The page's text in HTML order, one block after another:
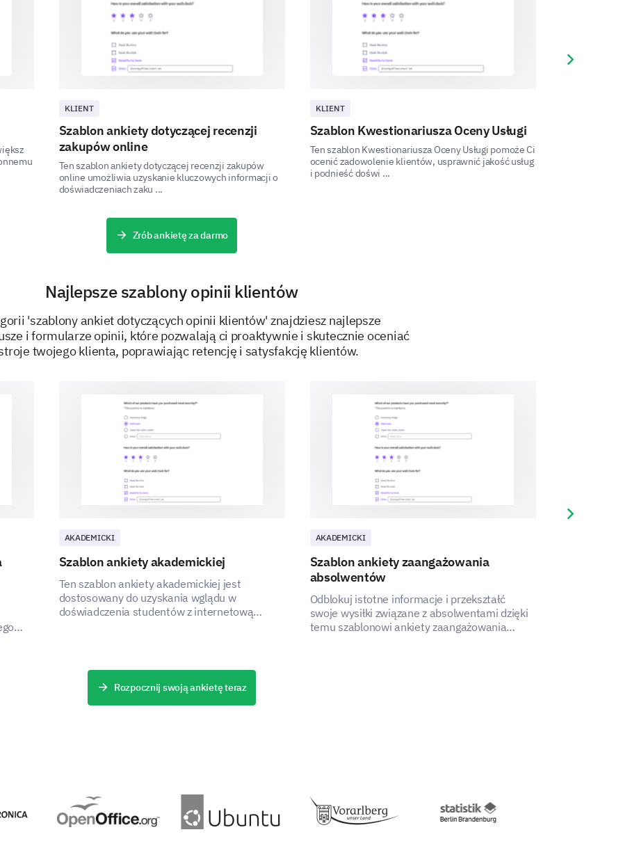
Excellent
Good
Average
Very Poor
Please enter your comment here:
Your forward-looking insights will aid us in ensuring long-term collaborations.
Definitely Maybe Not sure
Definitely Not
engagements with us?
ZASILANE PRZEZ
KLIENT
Szablon ankiety dotyczącej recenzji
zakupów online
Ten szablon ankiety dotyczącej recenzji zakupów
online umożliwia uzyskanie kluczowych informacji o
doświadczeniach zaku ...
KLIENT
Szablon Kwestionariusza Oceny Usługi
Ten szablon Kwestionariusza Oceny Usługi pomoże Ci
ocenić zadowolenie klientów, usprawnić jakość usług
i podnieść doświ ...
Next slide
Zrób ankietę za darmo
Najlepsze szablony opinii klientów
'szablony ankiet dotyczących opinii klientów' znajdziesz najlepsze
i formularze opinii, które pozwalają ci proaktywnie i skutecznie oceniać
twojego klienta, poprawiając retencję i satysfakcję klientów.
AKADEMICKI
Szablon ankiety akademickiej
Ten szablon ankiety akademickiej jest
dostosowany do uzyskania wglądu w
doświadczenia studentów z internetową
platformy.
AKADEMICKI
Szablon ankiety zaangażowania
absolwentów
Odblokuj istotne informacje i przekształć
swoje wysiłki związane z absolwentami dzięki
temu szablonowi ankiety zaangażowania
Next slide
Rozpocznij swoją ankietę teraz